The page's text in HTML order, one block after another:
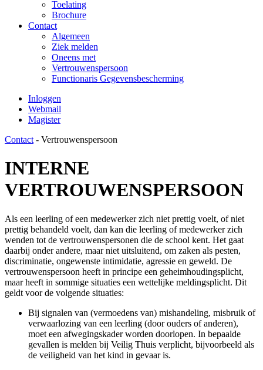
Toelating
Brochure
Contact
Algemeen
Ziek melden
Oneens met
Vertrouwenspersoon
Functionaris Gegevensbescherming
Inloggen
Webmail
Magister
Contact - Vertrouwenspersoon
INTERNE
VERTROUWENSPERSOON
Als een leerling of een medewerker zich niet prettig voelt, of niet
prettig behandeld voelt, dan kan die leerling of medewerker zich
wenden tot de vertrouwenspersonen die de school kent. Het gaat
daarbij onder andere, maar niet uitsluitend, om zaken als pesten,
discriminatie, ongewenste intimidatie, agressie en geweld. De
vertrouwenspersoon heeft in principe een geheimhoudingsplicht,
maar heeft in sommige situaties een wettelijke meldingsplicht. Dit
geldt voor de volgende situaties:
Bij signalen van (vermoedens van) mishandeling, misbruik of
verwaarlozing van een leerling (door ouders of anderen),
moet een afwegingskader worden doorlopen. In bepaalde
gevallen is melden bij Veilig Thuis verplicht, bijvoorbeeld als
de veiligheid van het kind in gevaar is.